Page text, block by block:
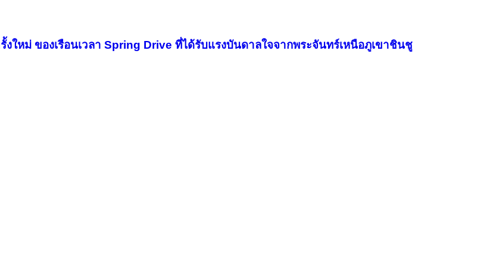
ใหม่ ของเรือนเวลา Spring Drive ที่ได้รับแรงบันดาลใจจากพระจันทร์เหนือภูเขาชินชู